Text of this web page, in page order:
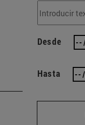
Desde
Hasta